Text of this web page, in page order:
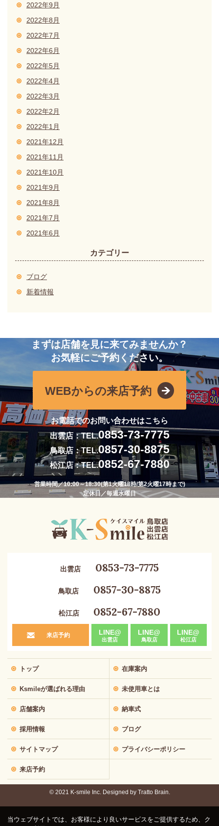
2022年9月
2022年8月
2022年7月
2022年6月
2022年5月
2022年4月
2022年3月
2022年2月
2022年1月
2021年12月
2021年11月
2021年10月
2021年9月
2021年8月
2021年7月
2021年6月
カテゴリー
ブログ
新着情報
まずは店舗を見に来てみませんか？
お気軽にご予約ください。
WEBからの来店予約
お電話でのお問い合わせはこちら
出雲店：TEL.0853-73-7775
鳥取店：TEL.0857-30-8875
松江店：TEL.0852-67-7880
営業時間／10:00～18:30(第1火曜18時/第2火曜17時まで)
定休日／毎週水曜日
出雲店 0853-73-7775
鳥取店 0857-30-8875
松江店 0852-67-7880
来店予約 LINE@
出雲店
LINE@
鳥取店
LINE@
松江店
トップ 在庫案内
Ksmileが選ばれる理由 未使用車とは
店舗案内 納車式
採用情報 ブログ
サイトマップ プライバシーポリシー
来店予約
© 2021 K-smile Inc. Designed by Tratto Brain.
当ウェブサイトでは、お客様により良いサービスをご提供するため、ク